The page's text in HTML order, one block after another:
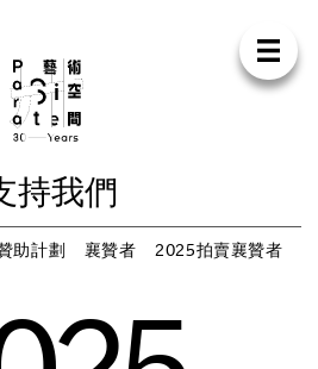
Para
們 支
展 覽
研討會
持我們
助計劃 襄贊者 2025拍賣襄贊者